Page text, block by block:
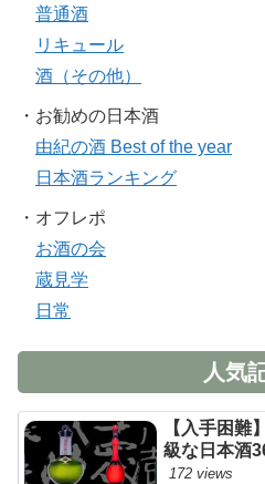
普通酒
リキュール
酒（その他）
・お勧めの日本酒
由紀の酒 Best of the year
日本酒ランキング
・オフレポ
お酒の会
蔵見学
日常
人気
【入手困難
級な日本酒
172 views